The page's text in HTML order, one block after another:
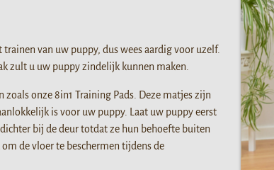
van uw puppy, dus wees aardig voor uzelf.
zult u uw puppy zindelijk kunnen maken.
onze 8in1 Training Pads. Deze matjes zijn
is voor uw puppy. Laat uw puppy eerst
bij de deur totdat ze hun behoefte buiten
de vloer te beschermen tijdens de